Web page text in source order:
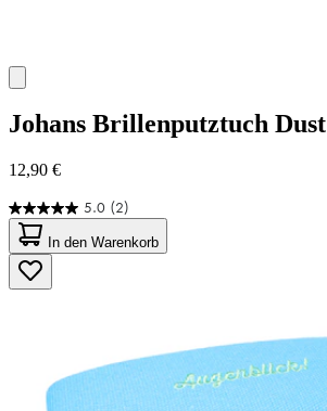
Johans Brillenputztuch Dust
12,90 €
5.0 (2)
5.0
von
5
Sternen.
2
In den Warenkorb